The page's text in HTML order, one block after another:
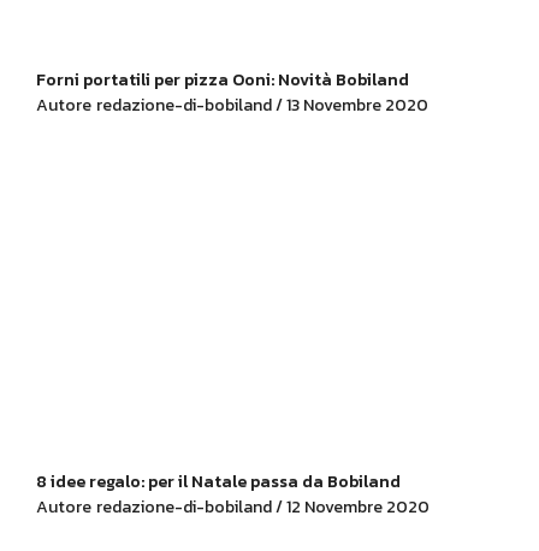
Forni portatili per pizza Ooni: Novità Bobiland
Autore redazione-di-bobiland / 13 Novembre 2020
8 idee regalo: per il Natale passa da Bobiland
Autore redazione-di-bobiland / 12 Novembre 2020